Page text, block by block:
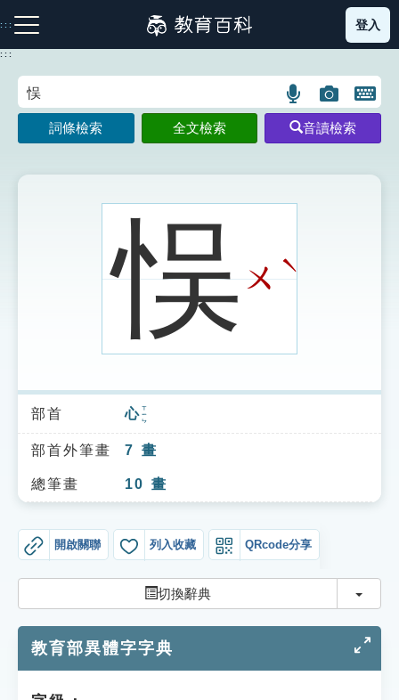
到
主
:::
注音索引圖示 筆畫索引圖示 部首索引表圖示
索引選單
知識索引
單字索引
遊戲專區
教學應用
貓頭鷹博士
登入
:::
語
言
搜
示
圖
片
搜
開
鍵
圖
詞條檢索 全文檢索 音讀檢索
悮ㄨ ˋ
部首 心ㄒㄧㄣ
部首外筆畫 7 畫
總筆畫 10 畫
開啟關聯 列入收藏 QRcode分享
切換辭典 切換
教育部異體字字典